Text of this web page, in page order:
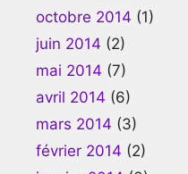
octobre 2014 (1)
juin 2014 (2)
mai 2014 (7)
avril 2014 (6)
mars 2014 (3)
février 2014 (2)